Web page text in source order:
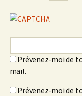
Prévenez-moi de
mail.
Prévenez-moi de